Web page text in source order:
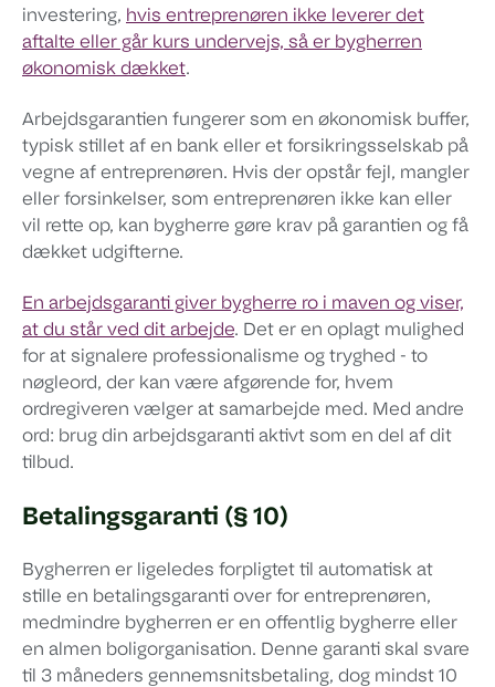
investering, hvis entreprenøren ikke leverer det
aftalte eller går kurs undervejs, så er bygherren
økonomisk dækket.
Arbejdsgarantien fungerer som en økonomisk buffer,
typisk stillet af en bank eller et forsikringsselskab på
vegne af entreprenøren. Hvis der opstår fejl, mangler
eller forsinkelser, som entreprenøren ikke kan eller
vil rette op, kan bygherre gøre krav på garantien og få
dækket udgifterne.
En arbejdsgaranti giver bygherre ro i maven og viser,
at du står ved dit arbejde. Det er en oplagt mulighed
for at signalere professionalisme og tryghed - to
nøgleord, der kan være afgørende for, hvem
ordregiveren vælger at samarbejde med. Med andre
ord: brug din arbejdsgaranti aktivt som en del af dit
tilbud.
Betalingsgaranti (§ 10)
Bygherren er ligeledes forpligtet til automatisk at
stille en betalingsgaranti over for entreprenøren,
medmindre bygherren er en offentlig bygherre eller
en almen boligorganisation. Denne garanti skal svare
til 3 måneders gennemsnitsbetaling, dog mindst 10